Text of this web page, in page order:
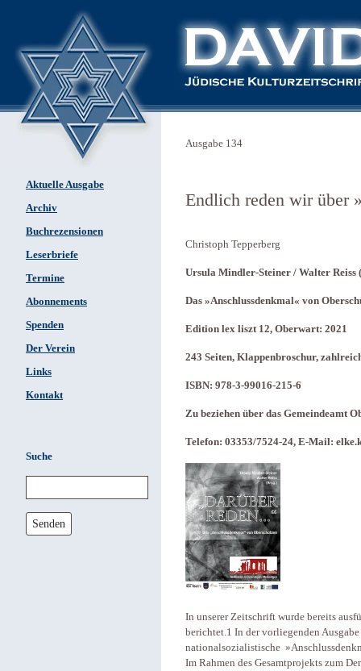
Aktuelle Ausgabe
Archiv
Buchrezensionen
Leserbriefe
Termine
Abonnements
Spenden
Der Verein
Links
Kontakt
Suche
Senden
Ausgabe 134
Endlich reden wir über
Christoph Tepperberg
Ursula Mindler-Steiner / Walter Reiss
Das »Anschlussdenkmal« von
Edition lex liszt 12, Oberwart: 2021
243 Seiten, Klappenbroschur,
ISBN: 978-3-99016-215-6
Zu beziehen über das Gemeindeamt
Telefon: 03353/7524-24, E-Mail:
In unserer Zeitschrift wurde bereits
berichtet.1 In der vorliegenden
nationalsozialistische
Im Rahmen des Gesamtprojekts zum